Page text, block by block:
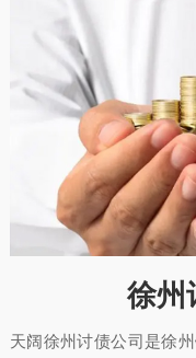
徐州
天阔徐州讨债公司是徐